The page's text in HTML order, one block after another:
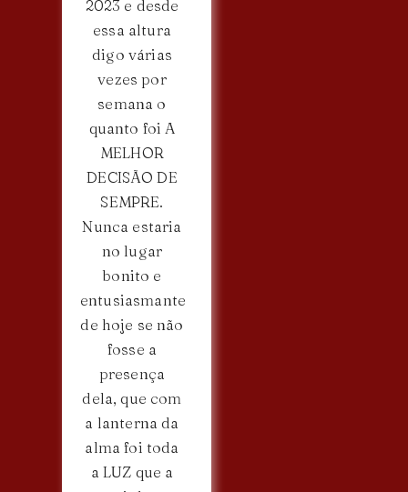
2023 e desde
essa altura
digo várias
vezes por
semana o
quanto foi A
MELHOR
DECISÃO DE
SEMPRE.
Nunca estaria
no lugar
bonito e
entusiasmante
de hoje se não
fosse a
presença
dela, que com
a lanterna da
alma foi toda
a LUZ que a